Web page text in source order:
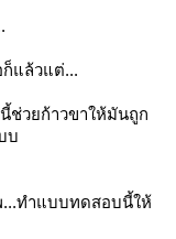
ก็แล้วแต่...
ช่วยก้าวขาให้มันถูก
บ
...ทำแบบทดสอบนี้ให้